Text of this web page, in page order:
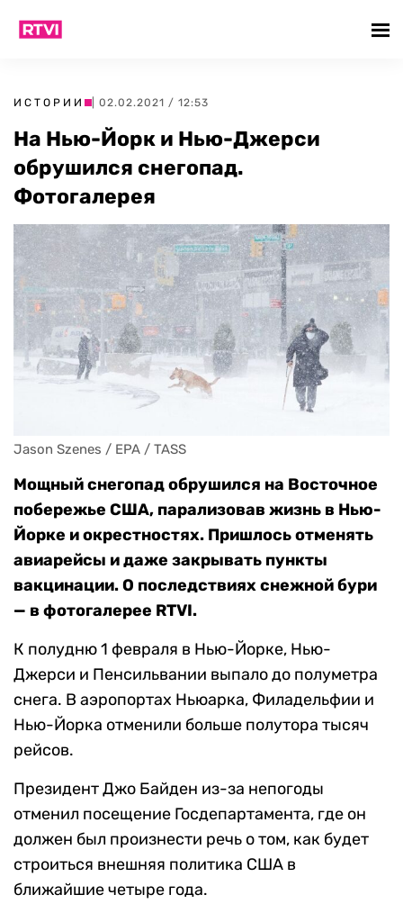
ИСТОРИИ | 02.02.2021 / 12:53
На Нью-Йорк и Нью-Джерси
обрушился снегопад.
Фотогалерея
Jason Szenes / EPA / TASS
Мощный снегопад обрушился на Восточное
побережье США, парализовав жизнь в Нью-
Йорке и окрестностях. Пришлось отменять
авиарейсы и даже закрывать пункты
вакцинации. О последствиях снежной бури
— в фотогалерее RTVI.
К полудню 1 февраля в Нью-Йорке, Нью-
Джерси и Пенсильвании выпало до полуметра
снега. В аэропортах Ньюарка, Филадельфии и
Нью-Йорка отменили больше полутора тысяч
рейсов.
Президент Джо Байден из-за непогоды
отменил посещение Госдепартамента, где он
должен был произнести речь о том, как будет
строиться внешняя политика США в
ближайшие четыре года.